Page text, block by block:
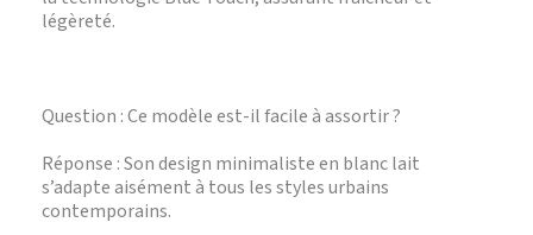
légèreté.
Question : Ce modèle est-il facile à assortir ?
Réponse : Son design minimaliste en blanc lait
s’adapte aisément à tous les styles urbains
contemporains.